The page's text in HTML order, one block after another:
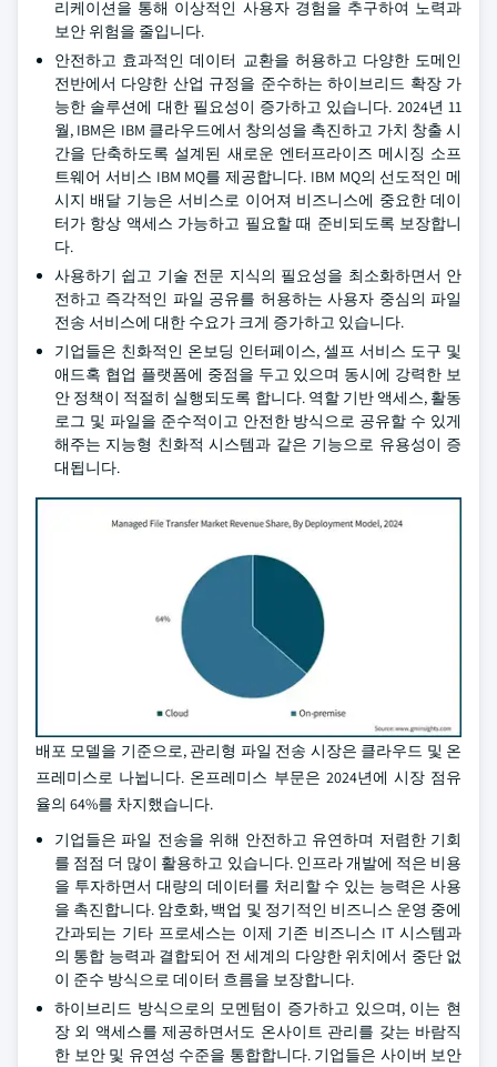
리케이션을 통해 이상적인 사용자 경험을 추구하여 노력과
보안 위험을 줄입니다.
안전하고 효과적인 데이터 교환을 허용하고 다양한 도메인
전반에서 다양한 산업 규정을 준수하는 하이브리드 확장 가
능한 솔루션에 대한 필요성이 증가하고 있습니다. 2024년 11
월, IBM은 IBM 클라우드에서 창의성을 촉진하고 가치 창출 시
간을 단축하도록 설계된 새로운 엔터프라이즈 메시징 소프
트웨어 서비스 IBM MQ를 제공합니다. IBM MQ의 선도적인 메
시지 배달 기능은 서비스로 이어져 비즈니스에 중요한 데이
터가 항상 액세스 가능하고 필요할 때 준비되도록 보장합니
다.
사용하기 쉽고 기술 전문 지식의 필요성을 최소화하면서 안
전하고 즉각적인 파일 공유를 허용하는 사용자 중심의 파일
전송 서비스에 대한 수요가 크게 증가하고 있습니다.
기업들은 친화적인 온보딩 인터페이스, 셀프 서비스 도구 및
애드혹 협업 플랫폼에 중점을 두고 있으며 동시에 강력한 보
안 정책이 적절히 실행되도록 합니다. 역할 기반 액세스, 활동
로그 및 파일을 준수적이고 안전한 방식으로 공유할 수 있게
해주는 지능형 친화적 시스템과 같은 기능으로 유용성이 증
대됩니다.
배포 모델을 기준으로, 관리형 파일 전송 시장은 클라우드 및 온
프레미스로 나뉩니다. 온프레미스 부문은 2024년에 시장 점유
율의 64%를 차지했습니다.
기업들은 파일 전송을 위해 안전하고 유연하며 저렴한 기회
를 점점 더 많이 활용하고 있습니다. 인프라 개발에 적은 비용
을 투자하면서 대량의 데이터를 처리할 수 있는 능력은 사용
을 촉진합니다. 암호화, 백업 및 정기적인 비즈니스 운영 중에
간과되는 기타 프로세스는 이제 기존 비즈니스 IT 시스템과
의 통합 능력과 결합되어 전 세계의 다양한 위치에서 중단 없
이 준수 방식으로 데이터 흐름을 보장합니다.
하이브리드 방식으로의 모멘텀이 증가하고 있으며, 이는 현
장 외 액세스를 제공하면서도 온사이트 관리를 갖는 바람직
한 보안 및 유연성 수준을 통합합니다. 기업들은 사이버 보안